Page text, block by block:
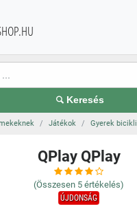
Keresés
Játékok Gyerek bicikli
QPlay QPlay
(Összesen 5 értékelés)
ÚJDONSÁG